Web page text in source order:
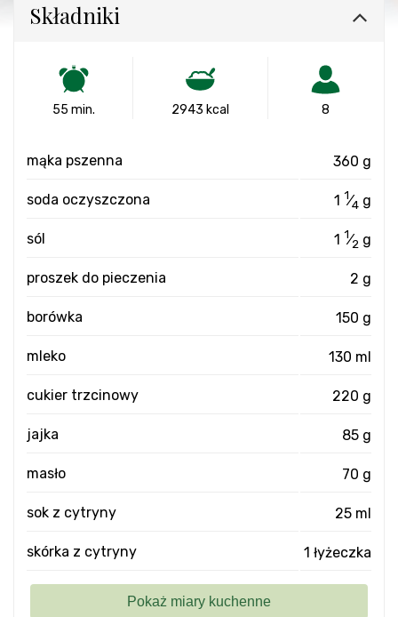
Składniki
55 min. 2943 kcal 8
mąka pszenna 360 g
soda oczyszczona 1 1⁄4 g
sól 1 1⁄2 g
proszek do pieczenia 2 g
borówka 150 g
mleko 130 ml
cukier trzcinowy 220 g
jajka 85 g
masło 70 g
sok z cytryny 25 ml
skórka z cytryny 1 łyżeczka